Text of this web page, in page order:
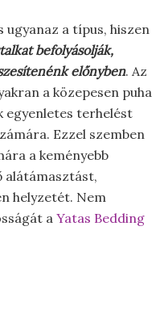
ugyanaz a típus, hiszen
befolyásolják,
előnyben. Az
a közepesen puha
egyenletes terhelést
Ezzel szemben
a keményebb
alátámasztást,
helyzetét. Nem
a Yatas Bedding